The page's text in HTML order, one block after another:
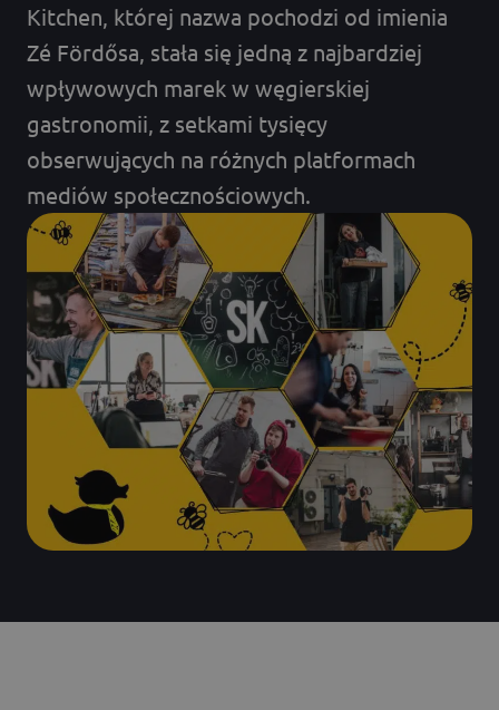
Kitchen, której nazwa pochodzi od imienia
Zé Fördősa, stała się jedną z najbardziej
wpływowych marek w węgierskiej
gastronomii, z setkami tysięcy
obserwujących na różnych platformach
mediów społecznościowych.